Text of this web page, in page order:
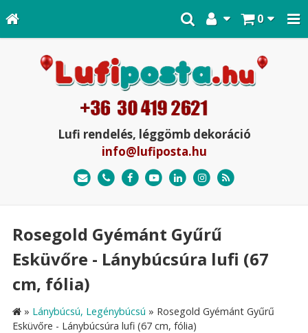
0
Lufi rendelés, léggömb dekoráció
info@lufiposta.hu
Rosegold Gyémánt Gyűrű
Esküvőre - Lánybúcsúra lufi (67
cm, fólia)
» Lánybúcsú, Legénybúcsú » Rosegold Gyémánt Gyűrű
Esküvőre - Lánybúcsúra lufi (67 cm, fólia)